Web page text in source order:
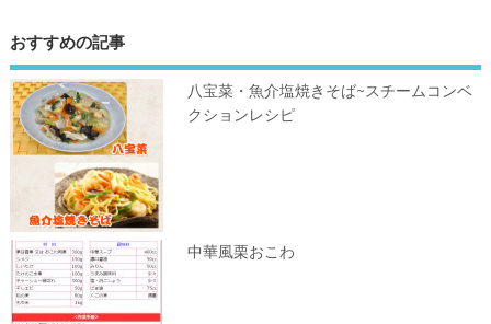
おすすめの記事
八宝菜・魚介塩焼きそば~スチームコンベ
クションレシピ
中華風栗おこわ